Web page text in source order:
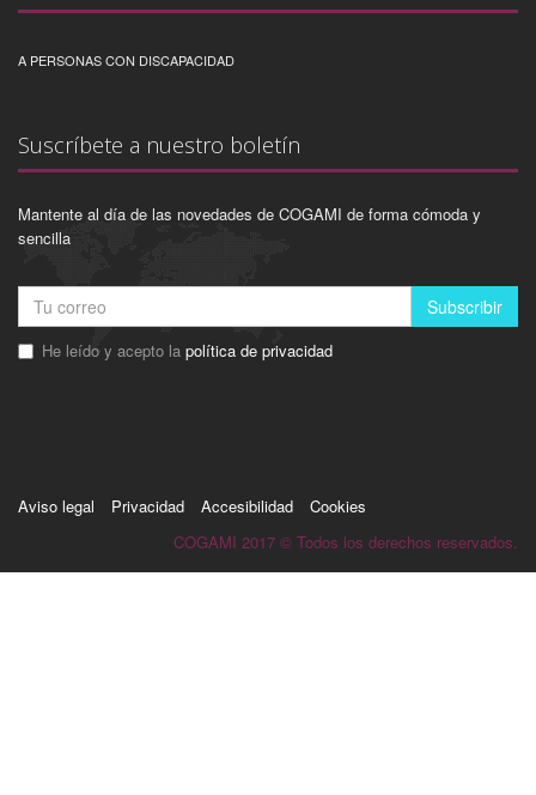
A PERSONAS CON DISCAPACIDAD
Suscríbete a nuestro boletín
Mantente al día de las novedades de COGAMI de forma cómoda y
sencilla
Subscribir
He leído y acepto la política de privacidad
Aviso legal Privacidad Accesibilidad
Cookies
COGAMI 2017 © Todos los derechos reservados.